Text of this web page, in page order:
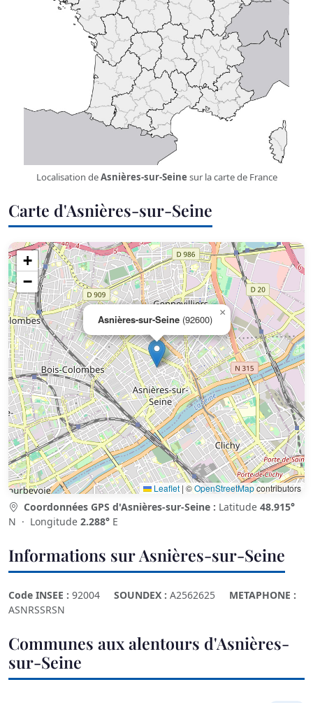
Localisation deAsnières-sur-Seinesur la carte de France
Carte d'Asnières-sur-Seine
Asnières-sur-Seine (92600)
×
+
−
Leaflet | ©OpenStreetMapcontributors
Coordonnées GPS d'Asnières-sur-Seine : Latitude 48.915°
N · Longitude 2.288° E
Informations sur Asnières-sur-Seine
Code INSEE : 92004 SOUNDEX : A2562625
METAPHONE :
ASNRSSRSN
Communes aux alentours d'Asnières-
sur-Seine